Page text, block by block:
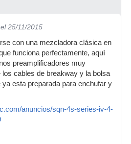
el 25/11/2015
con una mezcladora clásica en
funciona perfectamente, aquí
preamplificadores muy
cables de breakway y la bolsa
ya esta preparada para enchufar y
anuncios/sqn-4s-series-iv-4-